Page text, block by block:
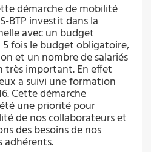
démarche de mobilité
BTP investit dans la
avec un budget
fois le budget obligatoire,
et un nombre de salariés
important. En effet
a suivi une formation
Cette démarche
une priorité pour
de nos collaborateurs et
des besoins de nos
adhérents.